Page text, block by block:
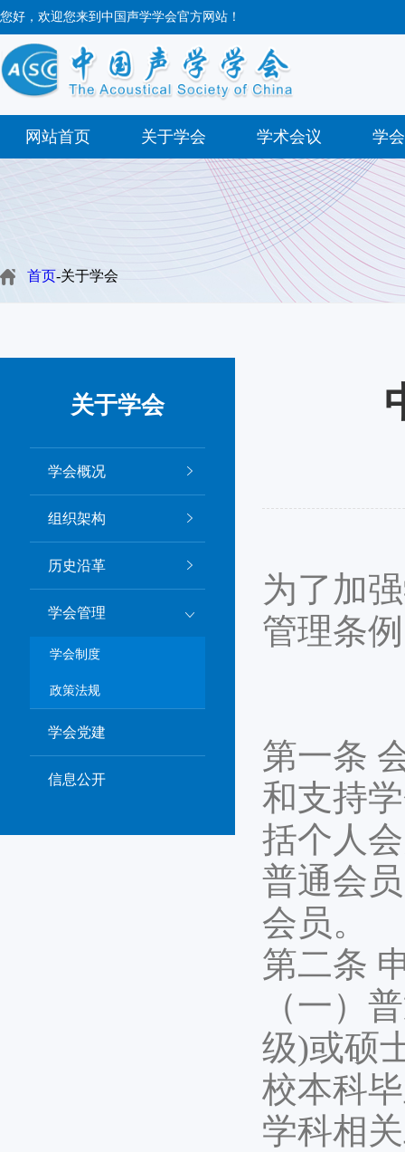
您好，欢迎您来到中国声学学会官方网站！
网站首页 关于学会 学术会议 学
首页-关于学会
关于学会
学会概况
组织架构
历史沿革
学会管理
学会制度
政策法规
学会党建
信息公开
为了加
管理条
第一条
和支持
括个人
普通会
会员。
第二条
（一）
级)或硕
校本科
学科相